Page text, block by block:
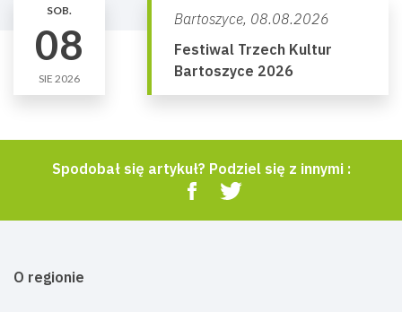
SOB.
08
SIE 2026
Bartoszyce, 08.08.2026
Festiwal Trzech Kultur
Bartoszyce 2026
Spodobał się artykuł? Podziel się z innymi :
O regionie